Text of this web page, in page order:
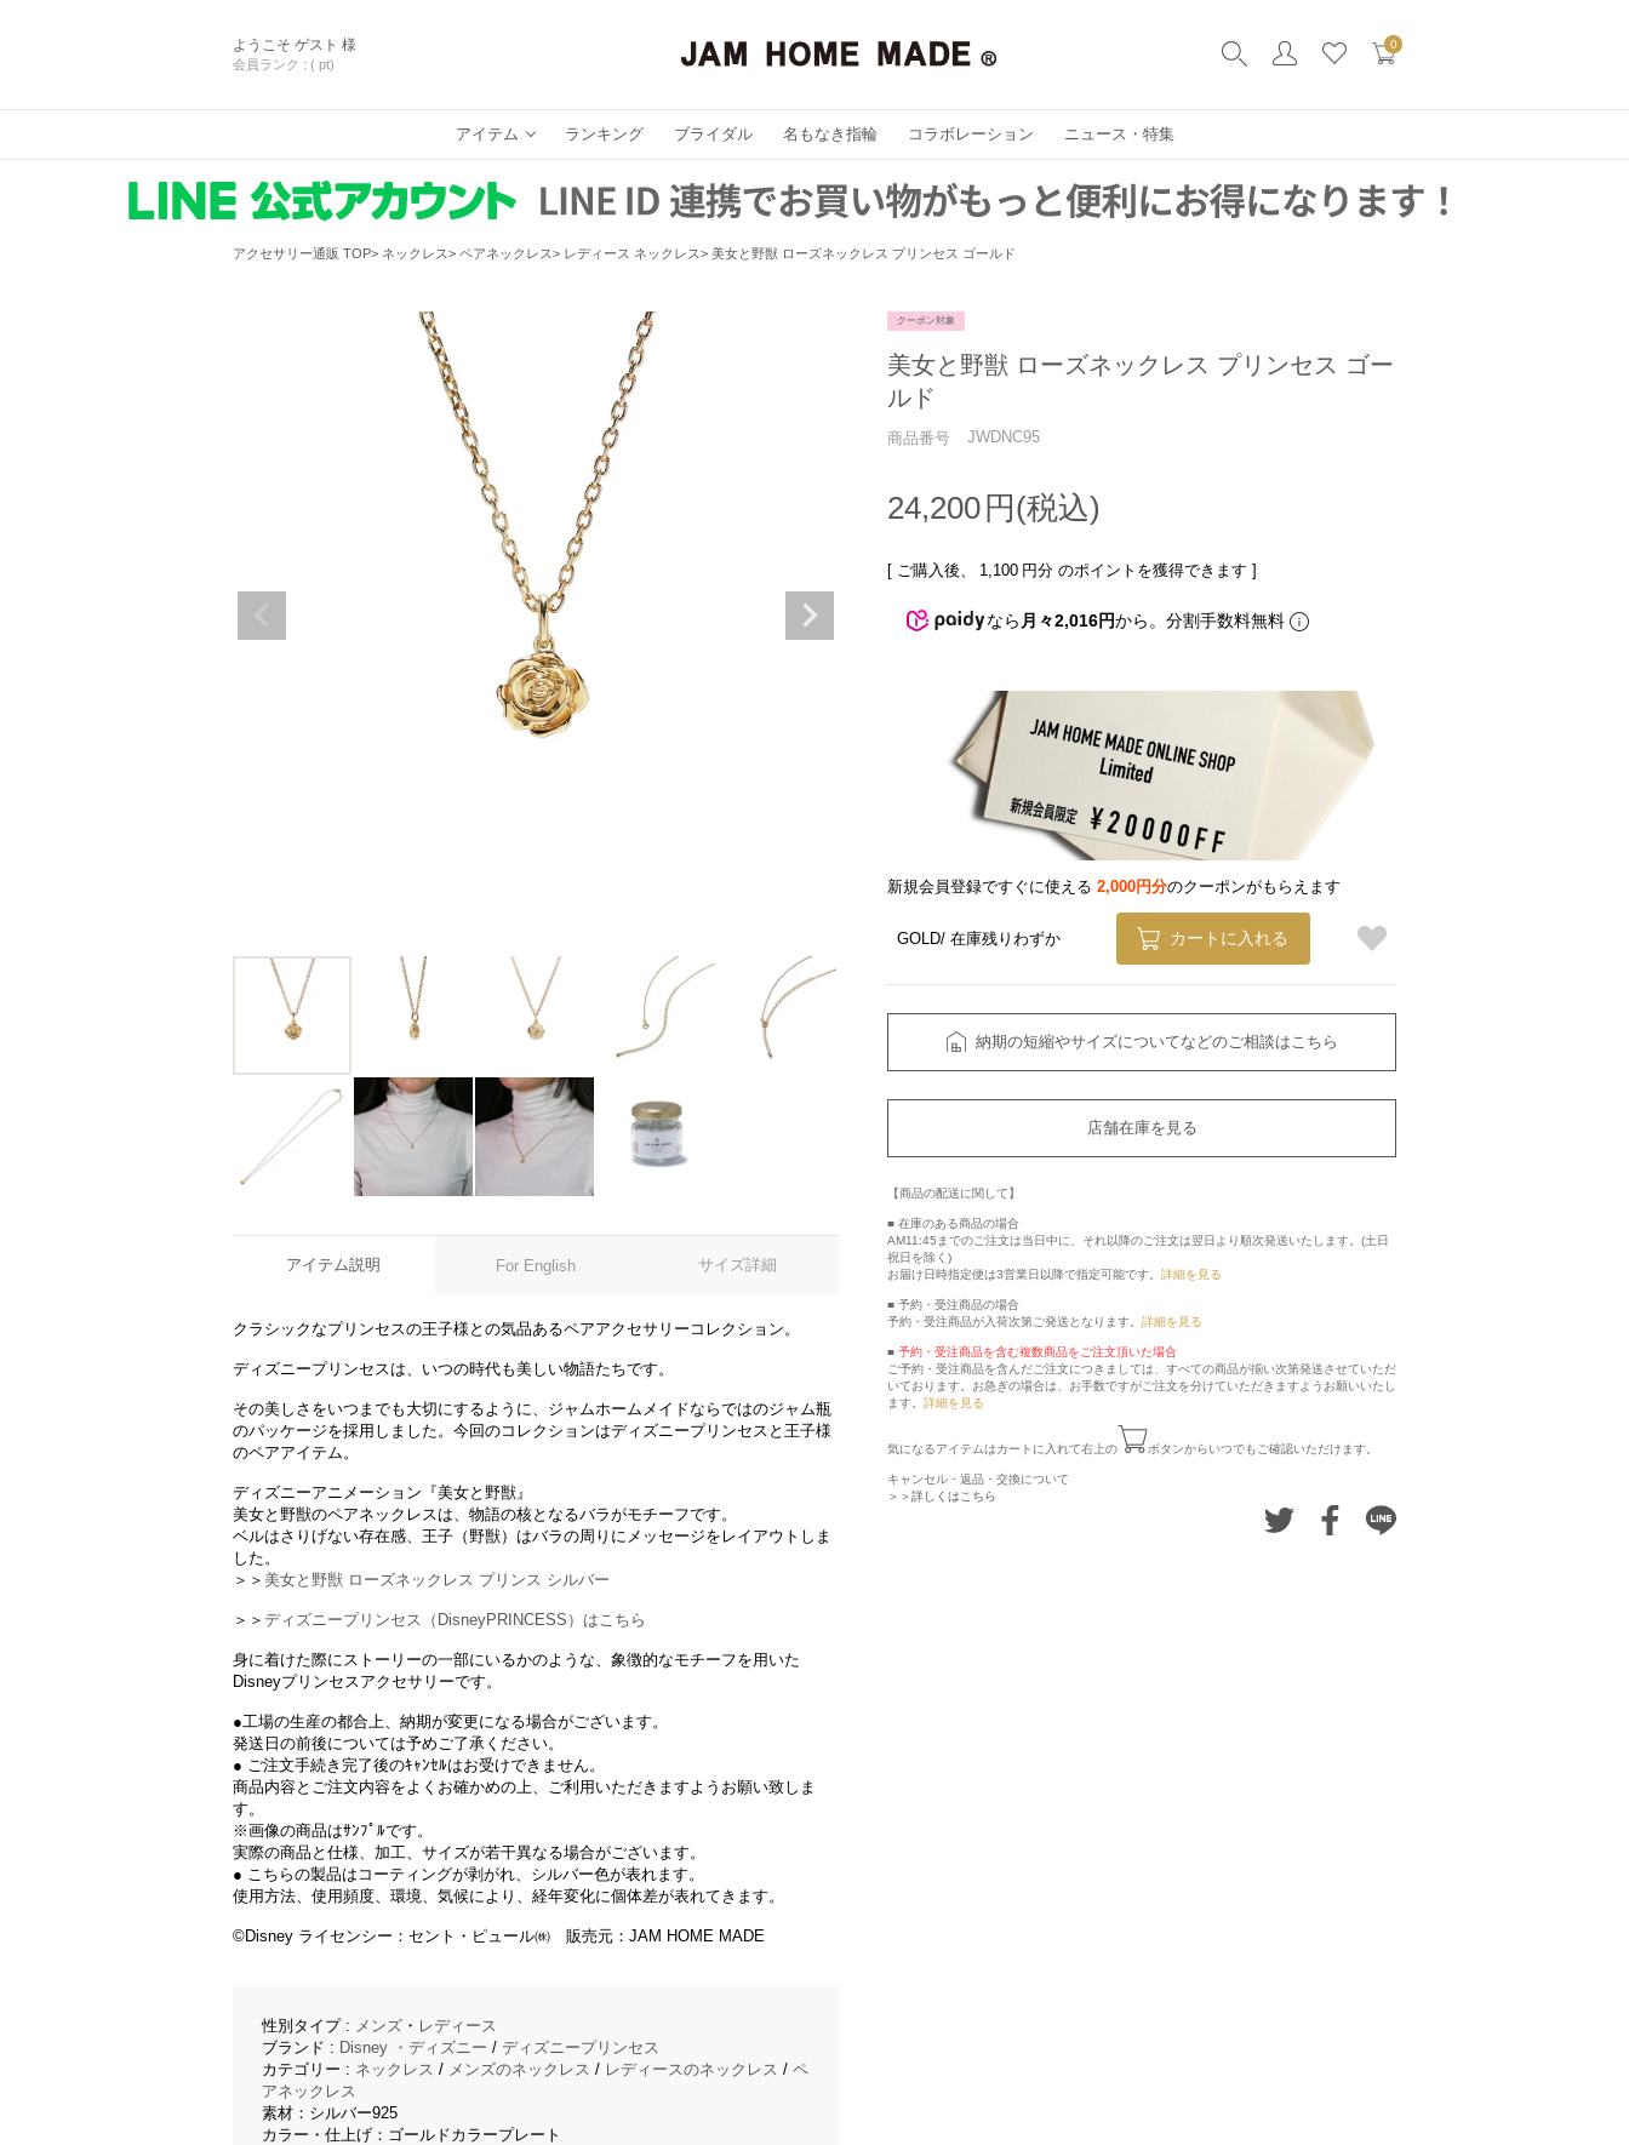
ようこそ ゲスト 様
会員ランク : ( pt)
0
アイテム ランキング ブライダル 名もなき指輪 コラボレーション ニュース・特集
アクセサリー通販 TOP ネックレス ペアネックレス レディース ネックレス 美女と野獣 ローズネックレス プリンセス ゴールド
アイテム説明 For English サイズ詳細
クラシックなプリンセスの王子様との気品あるペアアクセサリーコレクション。
ディズニープリンセスは、いつの時代も美しい物語たちです。
その美しさをいつまでも大切にするように、ジャムホームメイドならではのジャム瓶
のパッケージを採用しました。今回のコレクションはディズニープリンセスと王子様
のペアアイテム。
ディズニーアニメーション『美女と野獣』
美女と野獣のペアネックレスは、物語の核となるバラがモチーフです。
ベルはさりげない存在感、王子（野獣）はバラの周りにメッセージをレイアウトしま
した。
＞＞ 美女と野獣 ローズネックレス プリンス シルバー
＞＞ ディズニープリンセス（DisneyPRINCESS）はこちら
身に着けた際にストーリーの一部にいるかのような、象徴的なモチーフを用いた
Disneyプリンセスアクセサリーです。
●工場の生産の都合上、納期が変更になる場合がございます。
発送日の前後については予めご了承ください。
● ご注文手続き完了後のｷｬﾝｾﾙはお受けできません。
商品内容とご注文内容をよくお確かめの上、ご利用いただきますようお願い致しま
す。
※画像の商品はｻﾝﾌﾟﾙです。
実際の商品と仕様、加工、サイズが若干異なる場合がございます。
● こちらの製品はコーティングが剥がれ、シルバー色が表れます。
使用方法、使用頻度、環境、気候により、経年変化に個体差が表れてきます。
©Disney ライセンシー：セント・ピュール㈱ 販売元：JAM HOME MADE
性別タイプ : メンズ ・ レディース
ブランド : Disney ・ディズニー / ディズニープリンセス
カテゴリー : ネックレス / メンズのネックレス / レディースのネックレス / ペ
アネックレス
素材：シルバー925
カラー・仕上げ：ゴールドカラープレート
クーポン対象
美女と野獣 ローズネックレス プリンセス ゴー
ルド
商品番号 JWDNC95
24,200
[ ご購入後、 1,100 円分 のポイントを獲得できます ]
なら 月々2,016円から。分割手数料無料
新規会員登録ですぐに使える 2,000円分のクーポンがもらえます
GOLD 在庫残りわずか カートに入れる
納期の短縮やサイズについてなどのご相談はこちら
店舗在庫を見る
【商品の配送に関して】
■ 在庫のある商品の場合
AM11:45までのご注文は当日中に、それ以降のご注文は翌日より順次発送いたします。(土日
祝日を除く)
お届け日時指定便は3営業日以降で指定可能です。 詳細を見る
■ 予約・受注商品の場合
予約・受注商品が入荷次第ご発送となります。 詳細を見る
■ 予約・受注商品を含む複数商品をご注文頂いた場合
ご予約・受注商品を含んだご注文につきましては、すべての商品が揃い次第発送させていただ
いております。お急ぎの場合は、お手数ですがご注文を分けていただきますようお願いいたし
ます。 詳細を見る
気になるアイテムはカートに入れて右上の ボタンからいつでもご確認いただけます。
キャンセル・返品・交換について
＞＞詳しくはこちら